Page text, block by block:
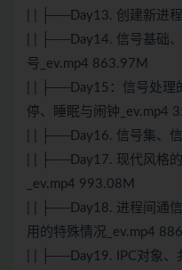
| | ├──Day13. 创建新进
| | ├──Day14. 信号基础
号_ev.mp4 863.97M
| | ├──Day15：信号处理
停、睡眠与闹钟_ev.mp4
| | ├──Day16. 信号集、
| | ├──Day17. 现代风格
_ev.mp4 993.08M
| | ├──Day18. 进程间通
用的特殊情况_ev.mp4
| | ├──Day19. IPC对象、